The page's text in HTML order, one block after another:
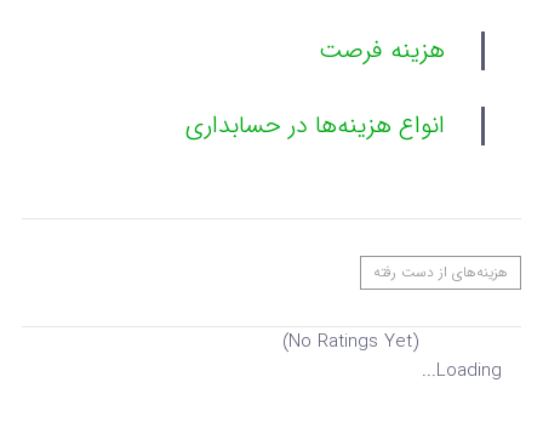
هزینه فرصت
انواع هزینه‌ها در حسابداری
هزینه‌های از دست رفته
(No Ratings Yet)
Loading...